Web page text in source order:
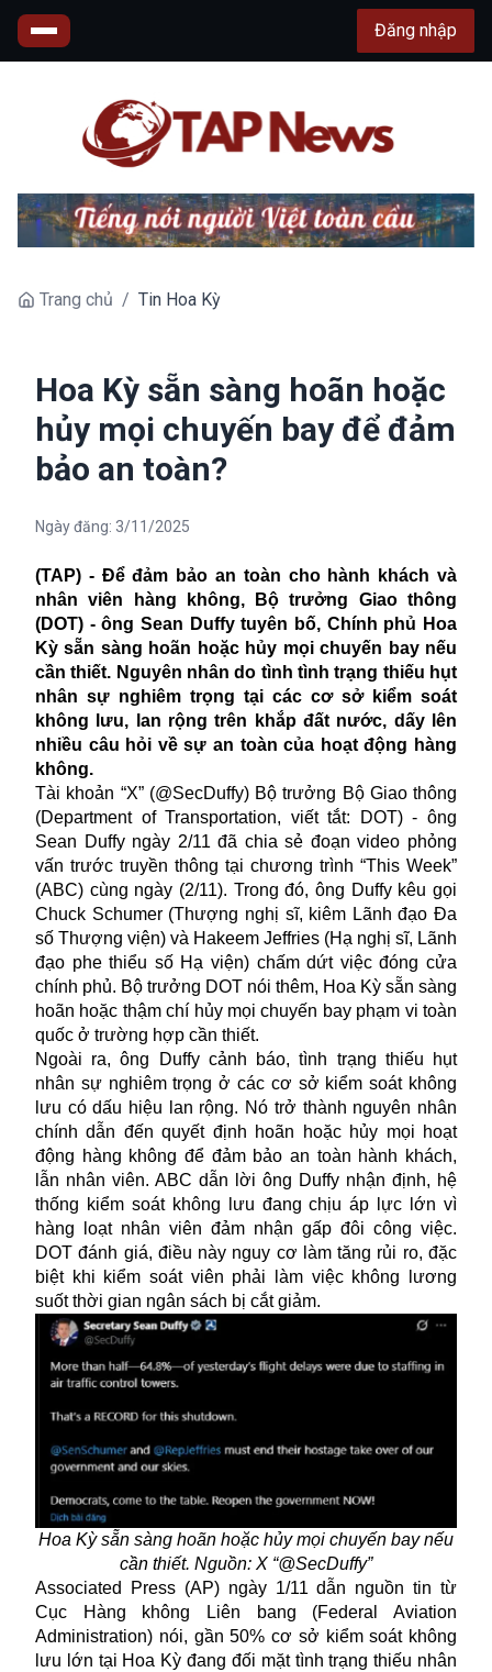
Đăng nhập
Trang chủ / Tin Hoa Kỳ
Hoa Kỳ sẵn sàng hoãn hoặc
hủy mọi chuyến bay để đảm
bảo an toàn?
Ngày đăng: 3/11/2025
(TAP) - Để đảm bảo an toàn cho hành khách và
nhân viên hàng không, Bộ trưởng Giao thông
(DOT) - ông Sean Duffy tuyên bố, Chính phủ Hoa
Kỳ sẵn sàng hoãn hoặc hủy mọi chuyến bay nếu
cần thiết. Nguyên nhân do tình tình trạng thiếu hụt
nhân sự nghiêm trọng tại các cơ sở kiểm soát
không lưu, lan rộng trên khắp đất nước, dấy lên
nhiều câu hỏi về sự an toàn của hoạt động hàng
không.
Tài khoản “X” (@SecDuffy) Bộ trưởng Bộ Giao thông
(Department of Transportation, viết tắt: DOT) - ông
Sean Duffy ngày 2/11 đã chia sẻ đoạn video phỏng
vấn trước truyền thông tại chương trình “This Week”
(ABC) cùng ngày (2/11). Trong đó, ông Duffy kêu gọi
Chuck Schumer (Thượng nghị sĩ, kiêm Lãnh đạo Đa
số Thượng viện) và Hakeem Jeffries (Hạ nghị sĩ, Lãnh
đạo phe thiểu số Hạ viện) chấm dứt việc đóng cửa
chính phủ. Bộ trưởng DOT nói thêm, Hoa Kỳ sẵn sàng
hoãn hoặc thậm chí hủy mọi chuyến bay phạm vi toàn
quốc ở trường hợp cần thiết.
Ngoài ra, ông Duffy cảnh báo, tình trạng thiếu hụt
nhân sự nghiêm trọng ở các cơ sở kiểm soát không
lưu có dấu hiệu lan rộng. Nó trở thành nguyên nhân
chính dẫn đến quyết định hoãn hoặc hủy mọi hoạt
động hàng không để đảm bảo an toàn hành khách,
lẫn nhân viên. ABC dẫn lời ông Duffy nhận định, hệ
thống kiểm soát không lưu đang chịu áp lực lớn vì
hàng loạt nhân viên đảm nhận gấp đôi công việc.
DOT đánh giá, điều này nguy cơ làm tăng rủi ro, đặc
biệt khi kiểm soát viên phải làm việc không lương
suốt thời gian ngân sách bị cắt giảm.
Hoa Kỳ sẵn sàng hoãn hoặc hủy mọi chuyến bay nếu
cần thiết. Nguồn: X “@SecDuffy”
Associated Press (AP) ngày 1/11 dẫn nguồn tin từ
Cục Hàng không Liên bang (Federal Aviation
Administration) nói, gần 50% cơ sở kiểm soát không
lưu lớn tại Hoa Kỳ đang đối mặt tình trạng thiếu nhân